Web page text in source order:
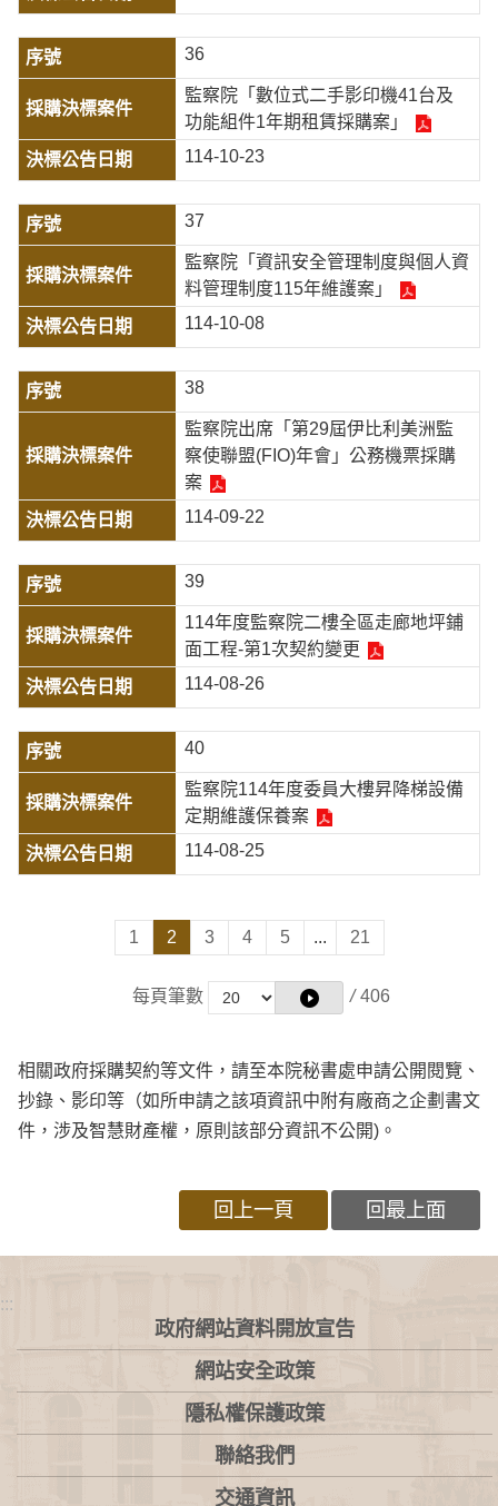
36
監察院「數位式二手影印機41台及
功能組件1年期租賃採購案」
114-10-23
37
監察院「資訊安全管理制度與個人資
料管理制度115年維護案」
114-10-08
38
監察院出席「第29屆伊比利美洲監
察使聯盟(FIO)年會」公務機票採購
案
114-09-22
39
114年度監察院二樓全區走廊地坪鋪
面工程-第1次契約變更
114-08-26
40
監察院114年度委員大樓昇降梯設備
定期維護保養案
114-08-25
1 2 3 4 5 ... 21
每頁筆數 / 406
相關政府採購契約等文件，請至本院秘書處申請公開閱覽、
抄錄、影印等（如所申請之該項資訊中附有廠商之企劃書文
件，涉及智慧財產權，原則該部分資訊不公開)。
回上一頁 回最上面
:::
政府網站資料開放宣告
網站安全政策
隱私權保護政策
聯絡我們
交通資訊